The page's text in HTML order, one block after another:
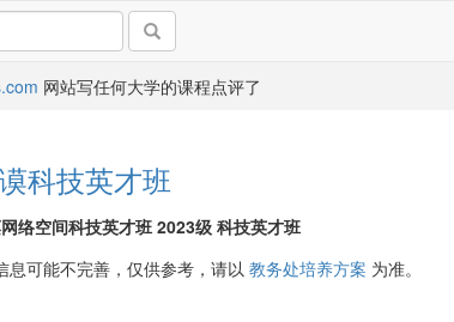
网站写任何大学的课程点评了
科技英才班
络空间科技英才班 2023级 科技英才班
可能不完善，仅供参考，请以 教务处培养方案 为准。